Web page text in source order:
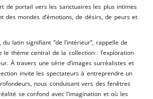
de portail vers les sanctuaires les plus intimes
des mondes d’émotions, de désirs, de peurs et
du latin signifiant “de l’intérieur”, rappelle de
le thème central de la collection : l’exploration
À travers une série d’images surréalistes et
invite les spectateurs à entreprendre un
nous conduisant vers des fenêtres
se confond avec l’imagination et où les